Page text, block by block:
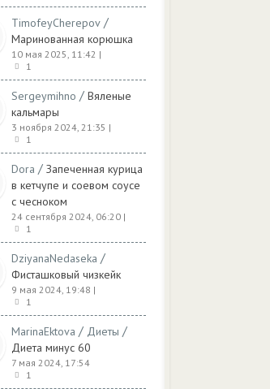
TimofeyCherepov /
Маринованная корюшка
10 мая 2025, 11:42 |
1
Sergeymihno / Вяленые
кальмары
3 ноября 2024, 21:35 |
1
Dora / Запеченная курица
в кетчупе и соевом соусе
с чесноком
24 сентября 2024, 06:20 |
1
DziyanaNedaseka /
Фисташковый чизкейк
9 мая 2024, 19:48 |
1
MarinaEktova / Диеты /
Диета минус 60
7 мая 2024, 17:54
1